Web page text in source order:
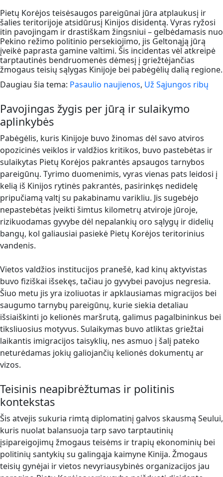
Pietų Korėjos teisėsaugos pareigūnai jūra atplaukusį ir
šalies teritorijoje atsidūrusį Kinijos disidentą. Vyras ryžosi
itin pavojingam ir drastiškam žingsniui – gelbėdamasis nuo
Pekino režimo politinio persekiojimo, jis Geltonąją jūrą
įveikė paprasta gamine valtimi. Šis incidentas vėl atkreipė
tarptautinės bendruomenės dėmesį į griežtėjančias
žmogaus teisių sąlygas Kinijoje bei pabėgėlių dalią regione.
Daugiau šia tema: Pasaulio naujienos, Už Sąjungos ribų
Pavojingas žygis per jūrą ir sulaikymo
aplinkybės
Pabėgėlis, kuris Kinijoje buvo žinomas dėl savo atviros
opozicinės veiklos ir valdžios kritikos, buvo pastebėtas ir
sulaikytas Pietų Korėjos pakrantės apsaugos tarnybos
pareigūnų. Tyrimo duomenimis, vyras vienas pats leidosi į
kelią iš Kinijos rytinės pakrantės, pasirinkęs nedidelę
pripučiamą valtį su pakabinamu varikliu. Jis sugebėjo
nepastebėtas įveikti šimtus kilometrų atviroje jūroje,
rizikuodamas gyvybe dėl nepalankių oro sąlygų ir didelių
bangų, kol galiausiai pasiekė Pietų Korėjos teritorinius
vandenis.
Vietos valdžios institucijos pranešė, kad kinų aktyvistas
buvo fiziškai išsekęs, tačiau jo gyvybei pavojus negresia.
Šiuo metu jis yra izoliuotas ir apklausiamas migracijos bei
saugumo tarnybų pareigūnų, kurie siekia detaliau
išsiaiškinti jo kelionės maršrutą, galimus pagalbininkus bei
tiksliuosius motyvus. Sulaikymas buvo atliktas griežtai
laikantis imigracijos taisyklių, nes asmuo į šalį pateko
neturėdamas jokių galiojančių kelionės dokumentų ar
vizos.
Teisinis neapibrėžtumas ir politinis
kontekstas
Šis atvejis sukuria rimtą diplomatinį galvos skausmą Seului,
kuris nuolat balansuoja tarp savo tarptautinių
įsipareigojimų žmogaus teisėms ir trapių ekonominių bei
politinių santykių su galingąja kaimyne Kinija. Žmogaus
teisių gynėjai ir vietos nevyriausybinės organizacijos jau